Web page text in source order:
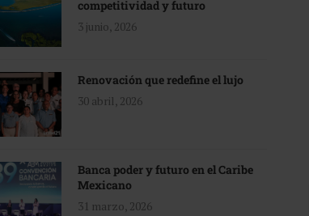
competitividad y futuro
3 junio, 2026
Renovación que redefine el lujo
30 abril, 2026
Banca poder y futuro en el Caribe
Mexicano
31 marzo, 2026